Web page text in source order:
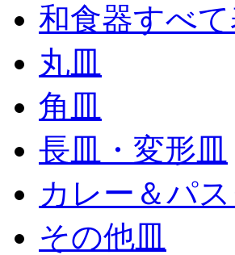
和食器すべ
丸皿
角皿
長皿・変形皿
カレー＆パス
その他皿